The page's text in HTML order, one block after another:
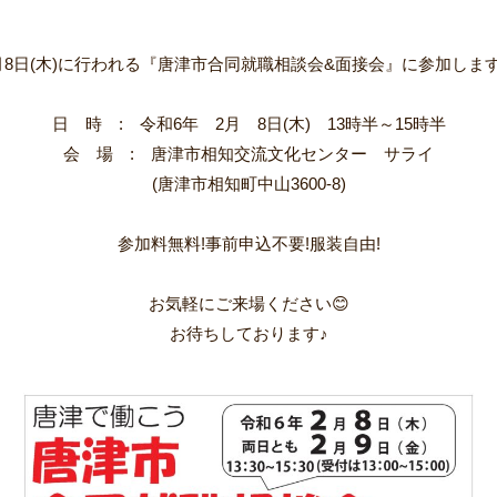
8日(木)に行われる『唐津市合同就職相談会&面接会』に参加しま
日 時 : 令和6年 2月 8日(木) 13時半～15時半
会 場 : 唐津市相知交流文化センター サライ
(唐津市相知町中山3600-8)
参加料無料!事前申込不要!服装自由!
お気軽にご来場ください😊
お待ちしております♪